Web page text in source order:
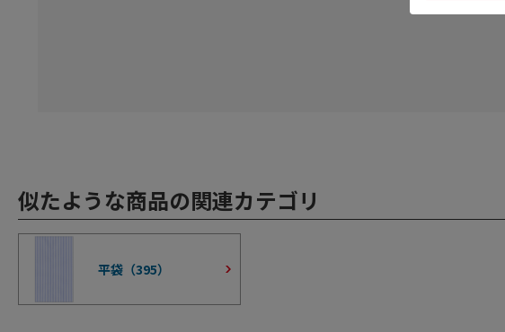
似たような商品の関連カテゴリ
平袋（395）